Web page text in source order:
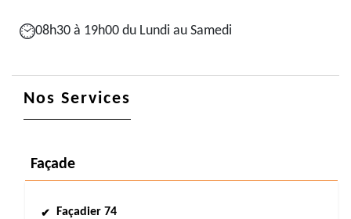
08h30 à 19h00 du Lundi au Samedi
Nos Services
Façade
Façadier 74